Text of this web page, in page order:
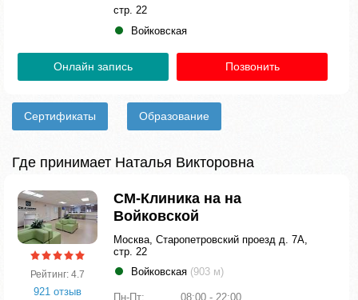
стр. 22
Войковская
Онлайн запись Позвонить
Сертификаты Образование
Где принимает Наталья Викторовна
Рейтинг: 4.7
921 отзыв
СМ-Клиника на на
Войковской
Москва, Старопетровский проезд д. 7А,
стр. 22
Войковская (903 м)
Пн-Пт:
08:00 - 22:00